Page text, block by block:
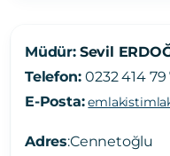
Müdür: Sevil
Telefon:0232 414 79
E-Posta:
Adres:Cennetoğlu